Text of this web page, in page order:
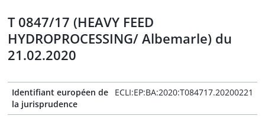
T 0847/17 (HEAVY FEED
HYDROPROCESSING/ Albemarle) du
21.02.2020
Identifiant européen de
la jurisprudence
ECLI:EP:BA:2020:T084717.20200221